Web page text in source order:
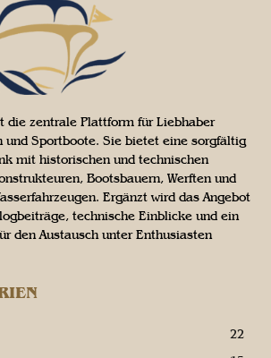
die zentrale Plattform für Liebhaber
und Sportboote. Sie bietet eine sorgfältig
mit historischen und technischen
Bootsbauern, Werften und
Ergänzt wird das Angebot
technische Einblicke und ein
den Austausch unter Enthusiasten
22